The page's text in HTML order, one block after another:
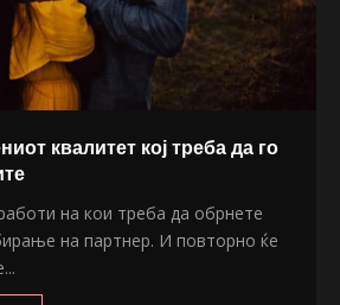
квалитет кој треба да го
на кои треба да обрнете
на партнер. И повторно ќе